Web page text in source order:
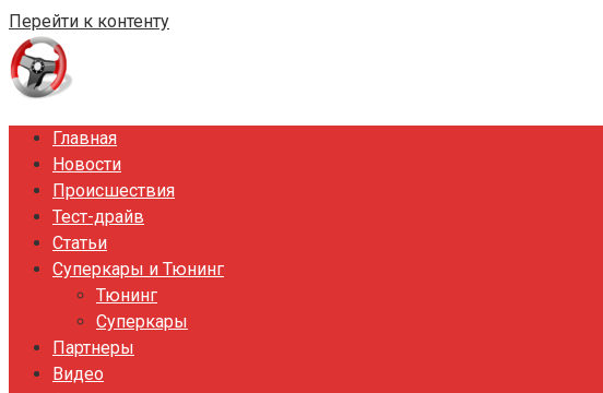
Перейти к контенту
Главная
Новости
Происшествия
Тест-драйв
Статьи
Суперкары и Тюнинг
Тюнинг
Суперкары
Партнеры
Видео